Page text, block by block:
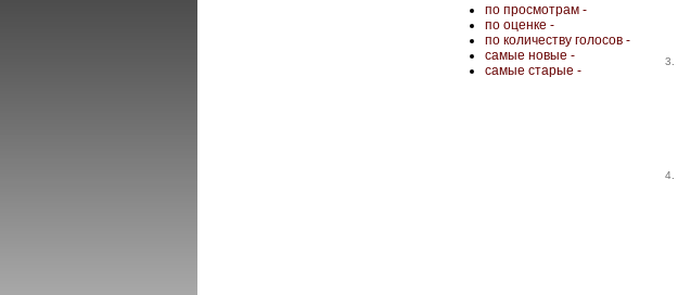
по просмотрам -
по оценке -
по количеству голосов -
самые новые -
самые старые -
3.
4.